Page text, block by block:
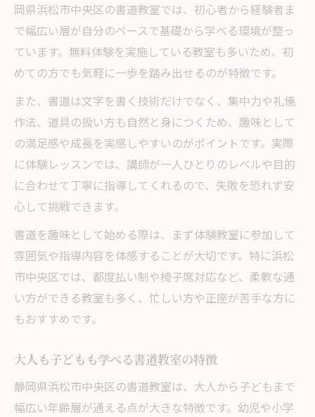
大人向け書道教室趣味の新たな発見
書道教室を選ぶなら自分らしい学び方が大切
自分に合う書道教室趣味の選び方と見るべ
き点
書道教室の趣味を続けるためのポイント
趣味志向の書道教室で柔軟に学ぶコツ
書道教室趣味は体験で雰囲気チェックがお
すすめ
趣味重視で書道教室を比較する際の注意点
書道教室で味わう趣味の和文化体験の魅力
初めての書道教室趣味で感じる心落ち着く
時間
書道教室の趣味体験で筆を持つ楽しさを知
趣味初心者でも安心な書道教室のサポート
書道教室趣味で日本文化に親しむ豊かな時
間
岡県浜松市中央区の書道教室では、初心者から経験者ま
で幅広い層が自分のペースで基礎から学べる環境が整っ
ています。無料体験を実施している教室も多いため、初
めての方でも気軽に一歩を踏み出せるのが特徴です。
また、書道は文字を書く技術だけでなく、集中力や礼儀
作法、道具の扱い方も自然と身につくため、趣味として
の満足感や成長を実感しやすいのがポイントです。実際
に体験レッスンでは、講師が一人ひとりのレベルや目的
に合わせて丁寧に指導してくれるので、失敗を恐れず安
心して挑戦できます。
書道を趣味として始める際は、まず体験教室に参加して
雰囲気や指導内容を体感することが大切です。特に浜松
市中央区では、都度払い制や椅子席対応など、柔軟な通
い方ができる教室も多く、忙しい方や正座が苦手な方に
もおすすめです。
大人も子どもも学べる書道教室の特徴
静岡県浜松市中央区の書道教室は、大人から子どもまで
幅広い年齢層が通える点が大きな特徴です。幼児や小学